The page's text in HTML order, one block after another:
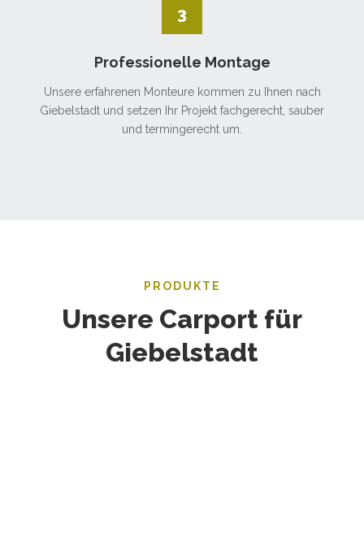
3
Professionelle Montage
Unsere erfahrenen Monteure kommen zu Ihnen nach
Giebelstadt und setzen Ihr Projekt fachgerecht, sauber
und termingerecht um.
PRODUKTE
Unsere Carport für
Giebelstadt